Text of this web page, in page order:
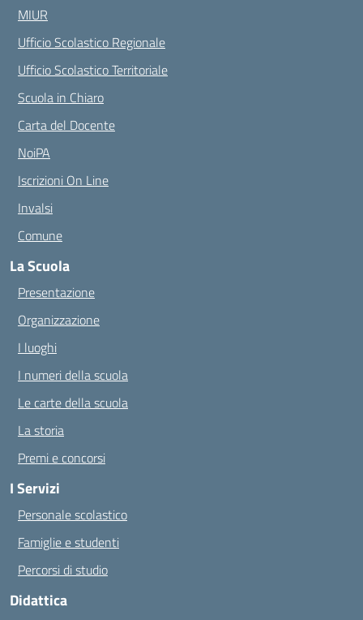
MIUR
Ufficio Scolastico Regionale
Ufficio Scolastico Territoriale
Scuola in Chiaro
Carta del Docente
NoiPA
Iscrizioni On Line
Invalsi
Comune
La Scuola
Presentazione
Organizzazione
I luoghi
I numeri della scuola
Le carte della scuola
La storia
Premi e concorsi
I Servizi
Personale scolastico
Famiglie e studenti
Percorsi di studio
Didattica